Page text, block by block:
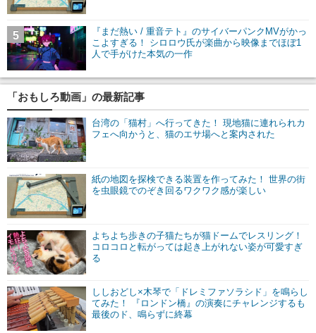
『まだ熱い / 重音テト』のサイバーパンクMVがかっ
こよすぎる！ シロロウ氏が楽曲から映像までほぼ1
人で手がけた本気の一作
5
「おもしろ動画」の最新記事
台湾の「猫村」へ行ってきた！ 現地猫に連れられカ
フェへ向かうと、猫のエサ場へと案内された
紙の地図を探検できる装置を作ってみた！ 世界の街
を虫眼鏡でのぞき回るワクワク感が楽しい
よちよち歩きの子猫たちが猫ドームでレスリング！
コロコロと転がっては起き上がれない姿が可愛すぎ
る
ししおどし×木琴で「ドレミファソラシド」を鳴らし
てみた！ 『ロンドン橋』の演奏にチャレンジするも
最後のド、鳴らずに終幕